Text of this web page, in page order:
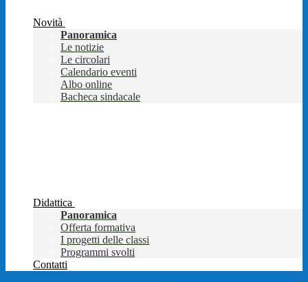
Novità
Panoramica
Le notizie
Le circolari
Calendario eventi
Albo online
Bacheca sindacale
Didattica
Panoramica
Offerta formativa
I progetti delle classi
Programmi svolti
Contatti